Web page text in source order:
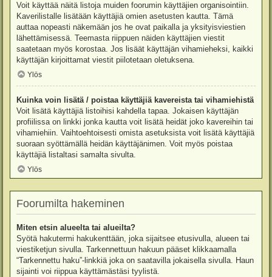
Voit käyttää näitä listoja muiden foorumin käyttäjien organisointiin.
Kaverilistalle lisätään käyttäjiä omien asetusten kautta. Tämä
auttaa nopeasti näkemään jos he ovat paikalla ja yksityisviestien
lähettämisessä. Teemasta riippuen näiden käyttäjien viestit
saatetaan myös korostaa. Jos lisäät käyttäjän vihamieheksi, kaikki
käyttäjän kirjoittamat viestit piilotetaan oletuksena.
Ylös
Kuinka voin lisätä / poistaa käyttäjiä kavereista tai vihamiehistä
Voit lisätä käyttäjiä listoihisi kahdella tapaa. Jokaisen käyttäjän
profiilissa on linkki jonka kautta voit lisätä heidät joko kavereihin tai
vihamiehiin. Vaihtoehtoisesti omista asetuksista voit lisätä käyttäjiä
suoraan syöttämällä heidän käyttäjänimen. Voit myös poistaa
käyttäjiä listaltasi samalta sivulta.
Ylös
Foorumilta hakeminen
Miten etsin alueelta tai alueilta?
Syötä hakutermi hakukenttään, joka sijaitsee etusivulla, alueen tai
viestiketjun sivulla. Tarkennettuun hakuun pääset klikkaamalla
“Tarkennettu haku”-linkkiä joka on saatavilla jokaisella sivulla. Haun
sijainti voi riippua käyttämästäsi tyylistä.